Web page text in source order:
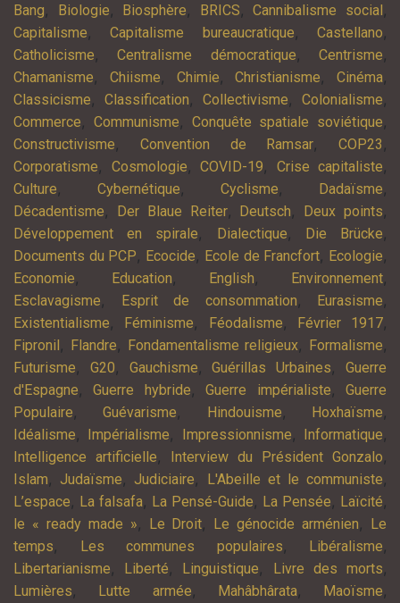
Bang, Biologie, Biosphère, BRICS,Cannibalisme social ,
Capitalisme,Capitalisme bureaucratique,Castellano,
Catholicisme,Centralisme démocratique,Centrisme,
Chamanisme, Chiisme, Chimie,Christianisme, Cinéma,
Classicisme, Classification, Collectivisme, Colonialisme,
Commerce, Communisme, Conquête spatiale soviétique,
Constructivisme, Convention de Ramsar, COP23 ,
Corporatisme, Cosmologie, COVID-19, Crise capitaliste,
Culture, Cybernétique, Cyclisme, Dadaïsme,
Décadentisme, Der Blaue Reiter, Deutsch, Deux points,
Développement en spirale, Dialectique, Die Brücke,
Documents du PCP, Ecocide, Ecole de Francfort, Ecologie,
Economie, Education, English, Environnement,
Esclavagisme, Esprit de consommation, Eurasisme,
Existentialisme, Féminisme, Féodalisme, Février 1917,
Fipronil , Flandre, Fondamentalisme religieux, Formalisme,
Futurisme, G20, Gauchisme,Guérillas Urbaines,Guerre
d'Espagne,Guerre hybride,Guerre impérialiste,Guerre
Populaire,Guévarisme, Hindouisme, Hoxhaïsme,
Idéalisme, Impérialisme, Impressionnisme, Informatique,
Intelligence artificielle, Interview du Président Gonzalo,
Islam, Judaïsme, Judiciaire, L'Abeille et le communiste,
L’espace, La falsafa, La Pensé-Guide, La Pensée, Laïcité,
le « ready made », Le Droit, Le génocide arménien,
Le
temps, Les communes populaires, Libéralisme,
Libertarianisme, Liberté, Linguistique, Livre des morts,
Lumières, Lutte armée, Mahâbhârata, Maoïsme,